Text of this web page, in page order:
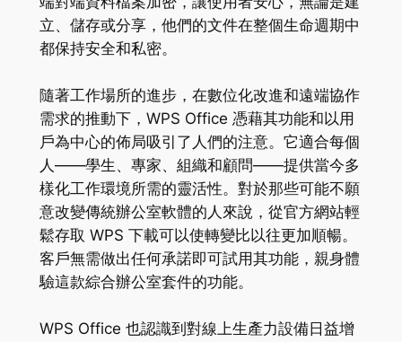
立、儲存或分享，他們的文件在整個生命週期中
都保持安全和私密。
隨著工作場所的進步，在數位化改進和遠端協作
需求的推動下，WPS Office 憑藉其功能和以用
戶為中心的佈局吸引了人們的注意。它適合每個
人——學生、專家、組織和顧問——提供當今多
樣化工作環境所需的靈活性。對於那些可能不願
意改變傳統辦公室軟體的人來說，從官方網站輕
鬆存取 WPS 下載可以使轉變比以往更加順暢。
客戶無需做出任何承諾即可試用其功能，親身體
驗這款綜合辦公室套件的功能。
WPS Office 也認識到對線上生產力設備日益增